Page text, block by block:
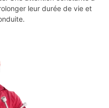
leur durée de vie et